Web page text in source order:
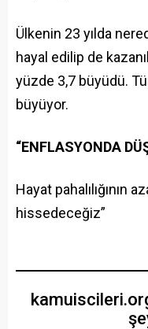
Ülkenin 23 yılda
hayal edilip de
yüzde 3,7 büyüdü.
büyüyor.
“ENFLASYONDA
Hayat pahalılığının
hissedeceğiz”